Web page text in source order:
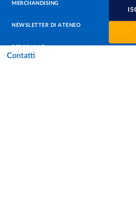
Contatti
MERCHANDISING
NEWSLETTER DI ATENEO
PERSONALE